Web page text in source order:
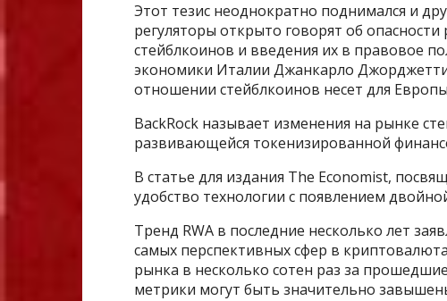
Этот тезис неоднократно поднимался и
регуляторы открыто говорят об
стейблкоинов и введения их в правовое
экономики Италии Джанкарло
отношении стейблкоинов несет для
BackRock называет изменения на рынке
развивающейся токенизированной
В статье для издания The Economist,
удобство технологии с появлением
Тренд RWA в последние несколько лет
самых перспективных сфер в
рынка в несколько сотен раз за
метрики могут быть значительно